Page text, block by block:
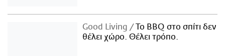
Good Living
Το BBQ στο σπίτι δεν
θέλει χώρο. Θέλει τρόπο.